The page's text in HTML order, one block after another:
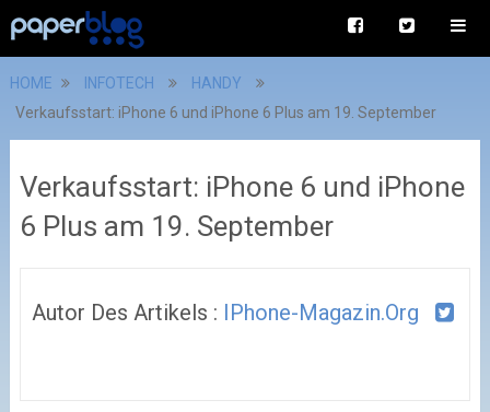
HOME INFOTECH
HANDY
Verkaufsstart: iPhone 6 und iPhone 6 Plus am 19. September
Verkaufsstart: iPhone 6 und iPhone
6 Plus am 19. September
Autor Des Artikels : IPhone-Magazin.org